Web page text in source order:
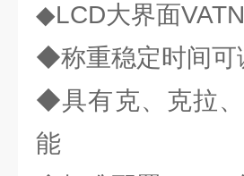
◆LCD大界面
◆称重稳定时间可
◆具有克、克拉
能